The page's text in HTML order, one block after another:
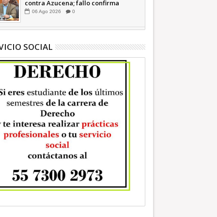
contra Azucena; fallo confirma
guerra sucia: Octavio Martínez
06 Ago 2026 0
SOCIAL